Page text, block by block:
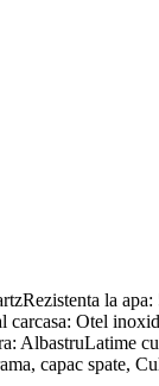
la
Otel
AlbastruLatime
capac spate,